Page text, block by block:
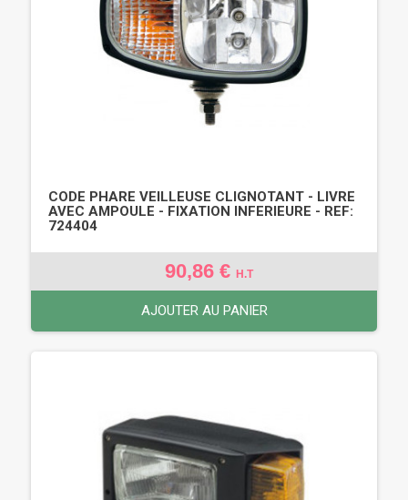
CODE PHARE VEILLEUSE CLIGNOTANT - LIVRE
AVEC AMPOULE - FIXATION INFERIEURE - REF:
724404
90,86 € H.T
AJOUTER AU PANIER